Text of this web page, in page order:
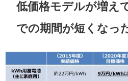
低価格モデルが増え
での期間が短くなっ